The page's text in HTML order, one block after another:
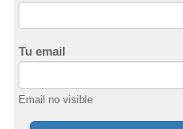
Tu email
Email no visible